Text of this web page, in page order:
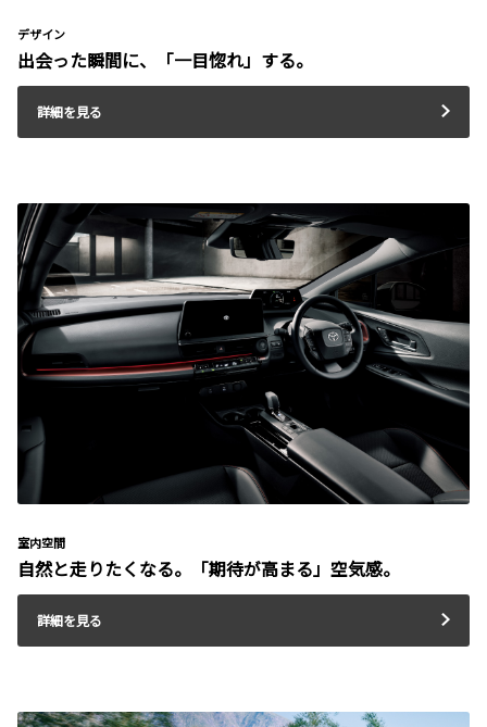
デザイン
出会った瞬間に、「一目惚れ」する。
詳細を見る
室内空間
自然と走りたくなる。「期待が高まる」空気感。
詳細を見る